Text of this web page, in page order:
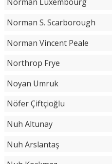
Norman Luxembourg
Norman S. Scarborough
Norman Vincent Peale
Northrop Frye
Noyan Umruk
Nöfer Çiftçioğlu
Nuh Altunay
Nuh Arslantaş